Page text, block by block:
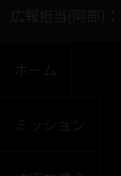
広報担当(阿部)：
ホーム
ミッション